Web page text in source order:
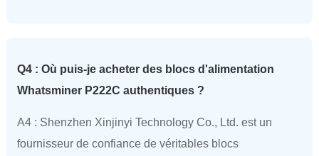
Q4 : Où puis-je acheter des blocs d'alimentation
Whatsminer P222C authentiques ?
A4 : Shenzhen Xinjinyi Technology Co., Ltd. est un
fournisseur de confiance de véritables blocs